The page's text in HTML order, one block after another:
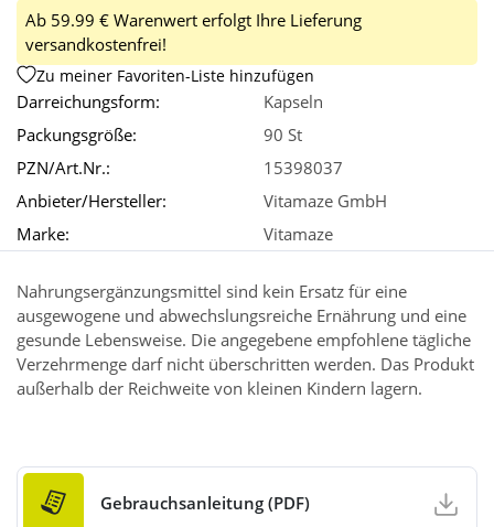
Ab 59.99 € Warenwert erfolgt Ihre Lieferung
versandkostenfrei!
Zu meiner Favoriten-Liste hinzufügen
Darreichungsform:
Kapseln
Packungsgröße:
90 St
PZN/Art.Nr.:
15398037
Anbieter/Hersteller:
Vitamaze GmbH
Marke:
Vitamaze
Nahrungsergänzungsmittel sind kein Ersatz für eine
ausgewogene und abwechslungsreiche Ernährung und eine
gesunde Lebensweise. Die angegebene empfohlene tägliche
Verzehrmenge darf nicht überschritten werden. Das Produkt
außerhalb der Reichweite von kleinen Kindern lagern.
Gebrauchsanleitung (PDF)